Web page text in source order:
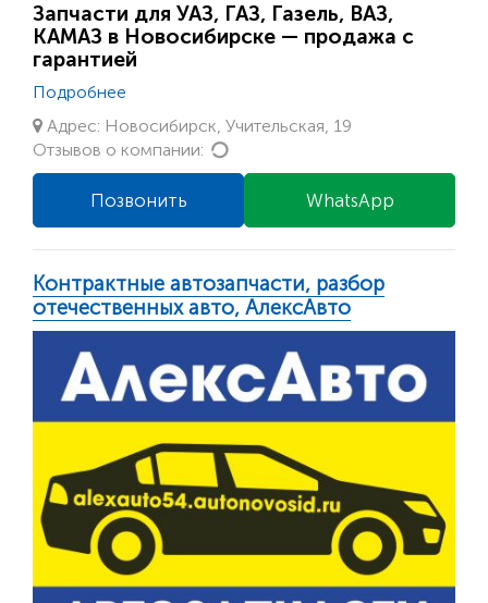
Запчасти для УАЗ, ГАЗ, Газель, ВАЗ,
КАМАЗ в Новосибирске — продажа с
гарантией
Подробнее
Адрес: Новосибирск, Учительская, 19
Отзывов о компании:
WhatsApp
Позвонить
Контрактные автозапчасти, разбор
отечественных авто, АлексАвто